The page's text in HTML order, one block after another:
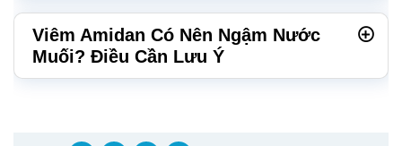
Viêm Amidan Có Nên Ngậm Nước
Muối? Điều Cần Lưu Ý